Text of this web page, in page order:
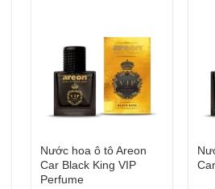
Nước hoa ô tô Areon
Car Black King VIP
Perfume